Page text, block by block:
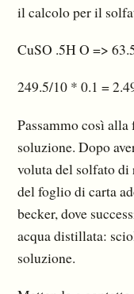
il calcolo per il
CuSO .5H O =>
249.5/10 * 0.1 =
Passammo così
soluzione. Dopo
voluta del solfato di
del foglio di carta
becker, dove
acqua distillata:
soluzione.